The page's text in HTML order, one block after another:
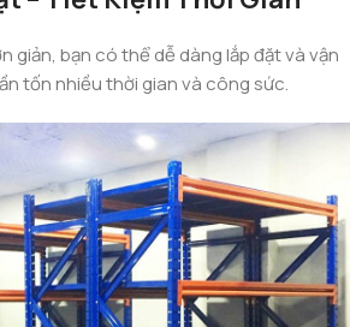
giản, bạn có thể dễ dàng lắp đặt và vận
tốn nhiều thời gian và công sức.